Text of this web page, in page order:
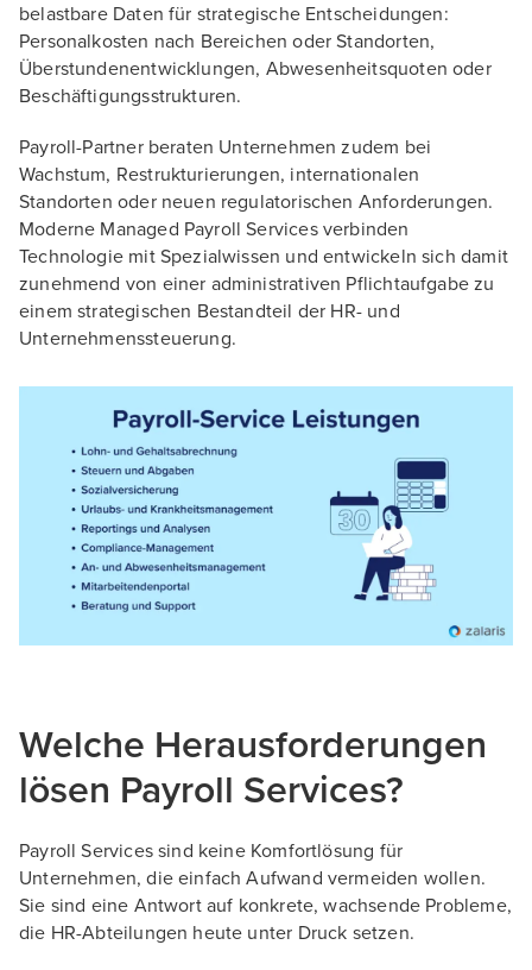
belastbare Daten für strategische Entscheidungen:
Personalkosten nach Bereichen oder Standorten,
Überstundenentwicklungen, Abwesenheitsquoten oder
Beschäftigungsstrukturen.
Payroll-Partner beraten Unternehmen zudem bei
Wachstum, Restrukturierungen, internationalen
Standorten oder neuen regulatorischen Anforderungen.
Moderne Managed Payroll Services verbinden
Technologie mit Spezialwissen und entwickeln sich damit
zunehmend von einer administrativen Pflichtaufgabe zu
einem strategischen Bestandteil der HR- und
Unternehmenssteuerung.
Welche Herausforderungen
lösen Payroll Services?
Payroll Services sind keine Komfortlösung für
Unternehmen, die einfach Aufwand vermeiden wollen.
Sie sind eine Antwort auf konkrete, wachsende Probleme,
die HR-Abteilungen heute unter Druck setzen.